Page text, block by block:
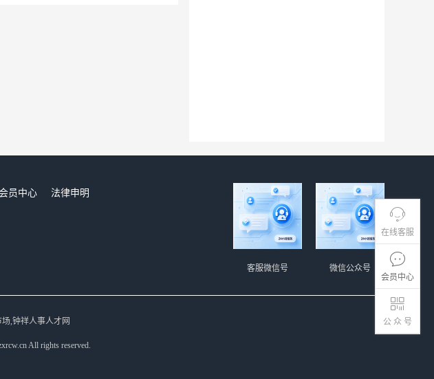
在线客服
会员中心
公 众 号
员中心
法律申明
微信公众号
客服微信号
,钟祥人事人才网
All rights reserved.